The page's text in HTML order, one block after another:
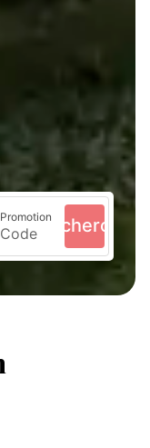
PromotionRecherche